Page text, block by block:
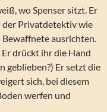
wo Spenser sitzt. Er
der Privatdetektiv wie
ausrichten.
drückt ihr die Hand
geblieben?) Er setzt die
sich, bei diesem
werfen und